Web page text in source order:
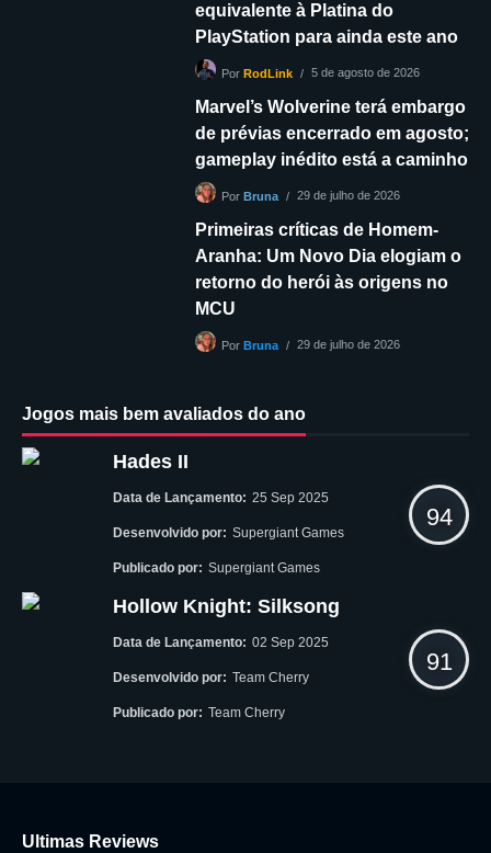
equivalente à Platina do
PlayStation para ainda este ano
Por RodLink 5 de agosto de 2026
Marvel’s Wolverine terá embargo
de prévias encerrado em agosto;
gameplay inédito está a caminho
Por Bruna 29 de julho de 2026
Primeiras críticas de Homem-
Aranha: Um Novo Dia elogiam o
retorno do herói às origens no
MCU
Por Bruna 29 de julho de 2026
Jogos mais bem avaliados do ano
Hades II
Data de Lançamento: 25 Sep 2025
Desenvolvido por: Supergiant Games
Publicado por: Supergiant Games
94
Hollow Knight: Silksong
Data de Lançamento: 02 Sep 2025
Desenvolvido por: Team Cherry
Publicado por: Team Cherry
91
Ultimas Reviews